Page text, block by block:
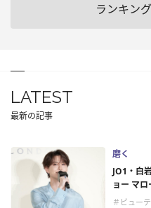
ランキン
LATEST
最新の記事
磨く
JO1・白
ョー マロ
＃ビュー